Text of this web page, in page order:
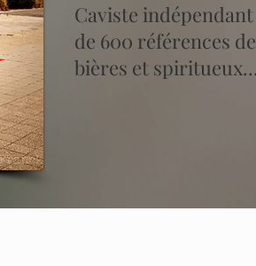
Caviste
de 600 références
bières et spiritueux...